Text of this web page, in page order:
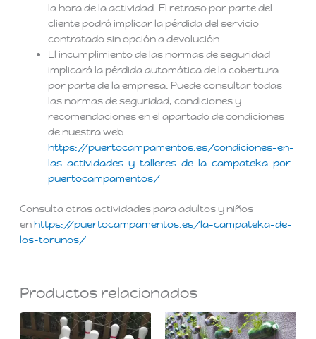
la hora de la actividad. El retraso por parte del
cliente podrá implicar la pérdida del servicio
contratado sin opción a devolución.
El incumplimiento de las normas de seguridad
implicará la pérdida automática de la cobertura
por parte de la empresa. Puede consultar todas
las normas de seguridad, condiciones y
recomendaciones en el apartado de condiciones
de nuestra web
https://puertocampamentos.es/condiciones-en-
las-actividades-y-talleres-de-la-campateka-por-
puertocampamentos/
Consulta otras actividades para adultos y niños
enhttps://puertocampamentos.es/la-campateka-de-
los-torunos/
Productos relacionados